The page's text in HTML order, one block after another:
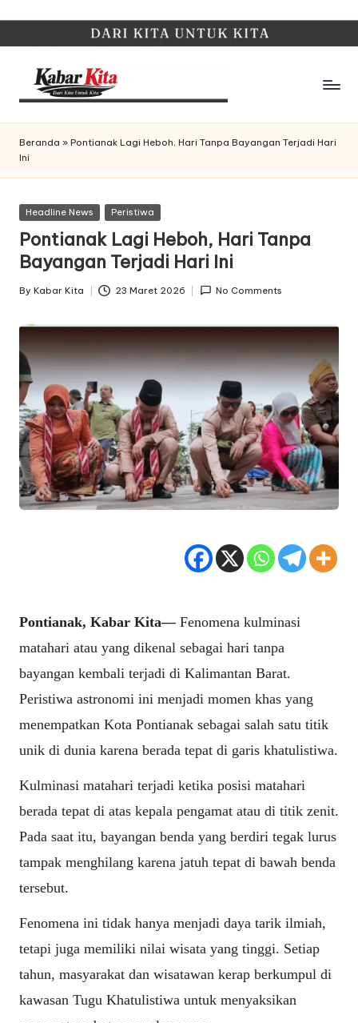
content
K
a
b
a
r
K
it
Beranda » Pontianak Lagi Heboh, Hari Tanpa Bayangan Terjadi Hari
Ini
Posted
Headline News Peristiwa
Pontianak Lagi Heboh, Hari Tanpa
Bayangan Terjadi Hari Ini
Posted
By Kabar Kita 23 Maret 2026 No Comments
Pontianak, Kabar Kita— Fenomena kulminasi
matahari atau yang dikenal sebagai hari tanpa
bayangan kembali terjadi di Kalimantan Barat.
Peristiwa astronomi ini menjadi momen khas yang
menempatkan Kota Pontianak sebagai salah satu titik
unik di dunia karena berada tepat di garis khatulistiwa.
Kulminasi matahari terjadi ketika posisi matahari
berada tepat di atas kepala pengamat atau di titik zenit.
Pada saat itu, bayangan benda yang berdiri tegak lurus
tampak menghilang karena jatuh tepat di bawah benda
tersebut.
Fenomena ini tidak hanya menjadi daya tarik ilmiah,
tetapi juga memiliki nilai wisata yang tinggi. Setiap
tahun, masyarakat dan wisatawan kerap berkumpul di
kawasan Tugu Khatulistiwa untuk menyaksikan